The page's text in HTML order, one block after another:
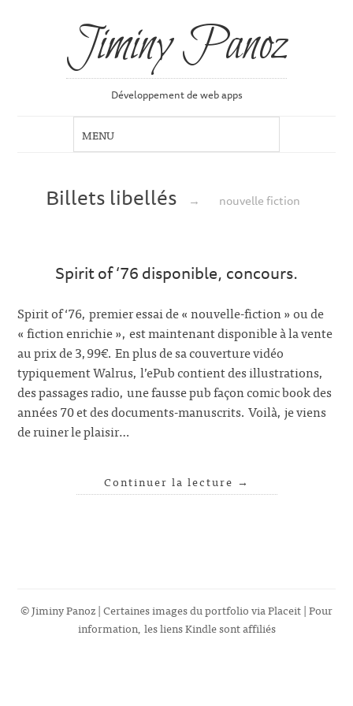
Jiminy Panoz
Développement de web apps
Billets libellés → nouvelle fiction
Spirit of ‘76 disponible, concours.
Spirit of ‘76, premier essai de « nouvelle-fiction » ou de
« fiction enrichie », est maintenant disponible à la vente
au prix de 3,99€. En plus de sa couverture vidéo
typiquement Walrus, l’ePub contient des illustrations,
des passages radio, une fausse pub façon comic book des
années 70 et des documents-manuscrits. Voilà, je viens
de ruiner le plaisir…
Continuer la lecture →
© Jiminy Panoz | Certaines images du portfolio viaPlaceit| Pour
information, les liens Kindle sont affiliés